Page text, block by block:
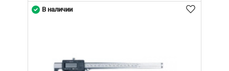
В наличии